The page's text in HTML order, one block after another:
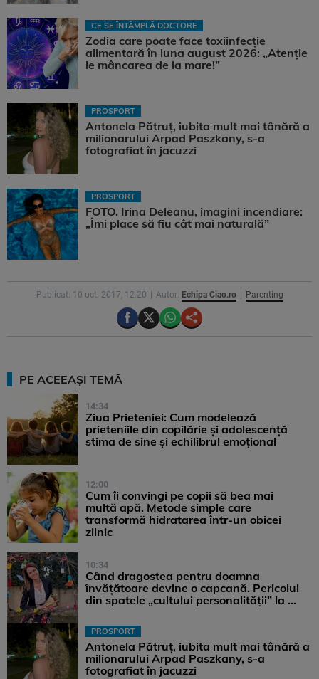
CE SE ÎNTÂMPLĂ DOCTORE
Zodia care poate face toxiinfecție
alimentară în luna august 2026: „Atenție
le mâncarea de la mare!”
PROSPORT
Antonela Pătruț, iubita mult mai tânără a
milionarului Arpad Paszkany, s-a
fotografiat în jacuzzi
PROSPORT
FOTO. Irina Deleanu, imagini incendiare:
„Îmi place să fiu cât mai naturală”
Publicat: 10 oct. 2017, 12:20 Autor: Echipa Ciao.ro Parenting
PE ACEEAȘI TEMĂ
14:34
Ziua Prieteniei: Cum modelează
prieteniile din copilărie și adolescență
stima de sine și echilibrul emoțional
12:00
Cum îi convingi pe copii să bea mai
multă apă. Metode simple care
transformă hidratarea într-un obicei
zilnic
10:34
Când dragostea pentru doamna
învățătoare devine o capcană. Pericolul
din spatele „cultului personalității” la ...
PROSPORT
Antonela Pătruț, iubita mult mai tânără a
milionarului Arpad Paszkany, s-a
fotografiat în jacuzzi